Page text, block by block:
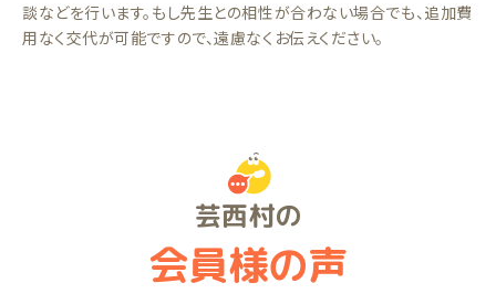
談などを行います。もし先生との相性が合わない場合でも、追加費
用なく交代が可能ですので、遠慮なくお伝えください。
芸西村の
会員様の声